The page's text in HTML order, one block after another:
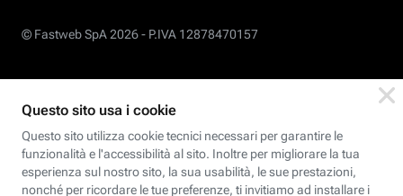
© Fastweb SpA 2026 - P.IVA 12878470157